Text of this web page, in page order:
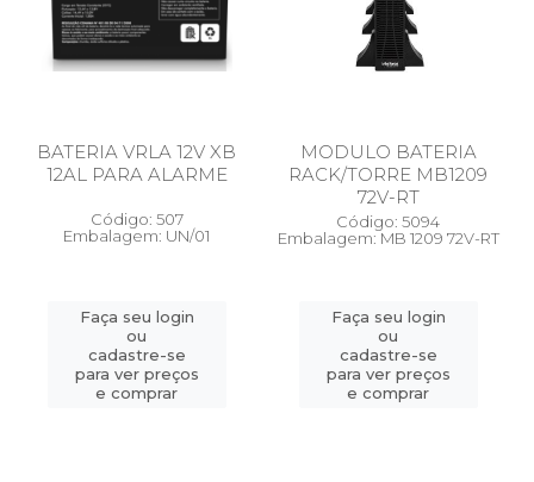
BATERIA VRLA 12V XB
12AL PARA ALARME
Código: 507
Embalagem: UN/01
Faça seu login
ou
cadastre-se
para ver preços
e comprar
MODULO BATERIA
RACK/TORRE MB1209
72V-RT
Código: 5094
Embalagem: MB 1209 72V-RT
Faça seu login
ou
cadastre-se
para ver preços
e comprar